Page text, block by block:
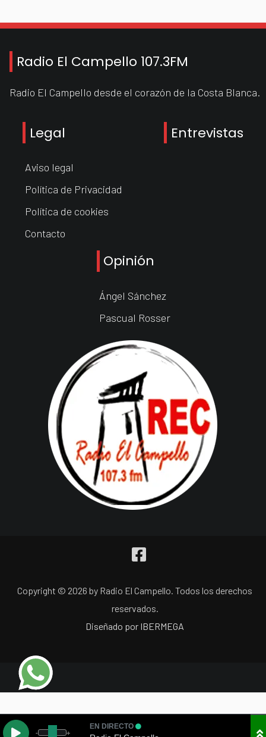
Radio El Campello 107.3FM
Radio El Campello desde el corazón de la Costa Blanca.
Legal
Aviso legal
Política de Privacidad
Política de cookies
Contacto
Entrevistas
Opinión
Ángel Sánchez
Pascual Rosser
Copyright © 2026 by Radio El Campello. Todos los derechos
reservados.
Diseñado por IBERMEGA
- +
EN DIRECTO